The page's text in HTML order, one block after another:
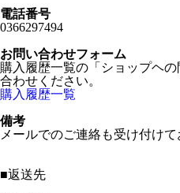
電話番号
0366297494
お問い合わせフォーム
購入履歴一覧の「ショップヘ
合わせください。
購入履歴一覧
備考
メールでのご連絡も受け付けて
■返送先